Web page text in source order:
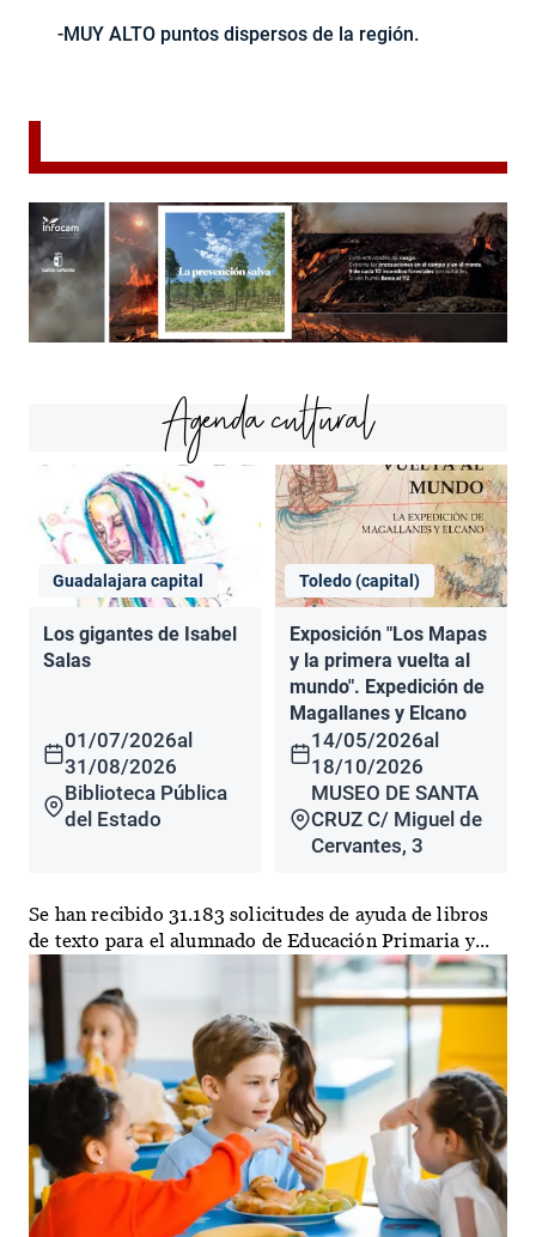
-MUY ALTO puntos dispersos de la región.
Agenda cultural
Guadalajara capital
Los gigantes de Isabel
Salas
01/07/2026al
31/08/2026
Biblioteca Pública
del Estado
Toledo (capital)
Exposición "Los Mapas
y la primera vuelta al
mundo". Expedición de
Magallanes y Elcano
14/05/2026al
18/10/2026
MUSEO DE SANTA
CRUZ C/ Miguel de
Cervantes, 3
Se han recibido 31.183 solicitudes de ayuda de libros
de texto para el alumnado de Educación Primaria y...